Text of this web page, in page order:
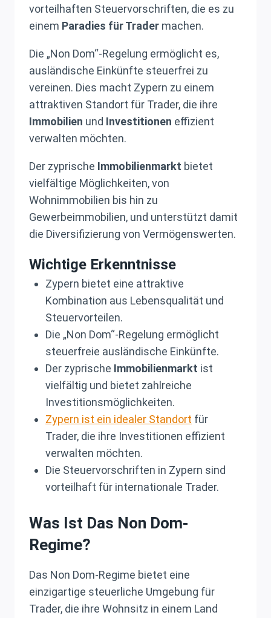
vorteilhaften Steuervorschriften, die es zu
einem Paradies für Trader machen.
Die „Non Dom“-Regelung ermöglicht es,
ausländische Einkünfte steuerfrei zu
vereinen. Dies macht Zypern zu einem
attraktiven Standort für Trader, die ihre
Immobilien und Investitionen effizient
verwalten möchten.
Der zyprische Immobilienmarkt bietet
vielfältige Möglichkeiten, von
Wohnimmobilien bis hin zu
Gewerbeimmobilien, und unterstützt damit
die Diversifizierung von Vermögenswerten.
Wichtige Erkenntnisse
Zypern bietet eine attraktive
Kombination aus Lebensqualität und
Steuervorteilen.
Die „Non Dom“-Regelung ermöglicht
steuerfreie ausländische Einkünfte.
Der zyprische Immobilienmarkt ist
vielfältig und bietet zahlreiche
Investitionsmöglichkeiten.
Zypern ist ein idealer Standort für
Trader, die ihre Investitionen effizient
verwalten möchten.
Die Steuervorschriften in Zypern sind
vorteilhaft für internationale Trader.
Was Ist Das Non Dom-
Regime?
Das Non Dom-Regime bietet eine
einzigartige steuerliche Umgebung für
Trader, die ihre Wohnsitz in einem Land